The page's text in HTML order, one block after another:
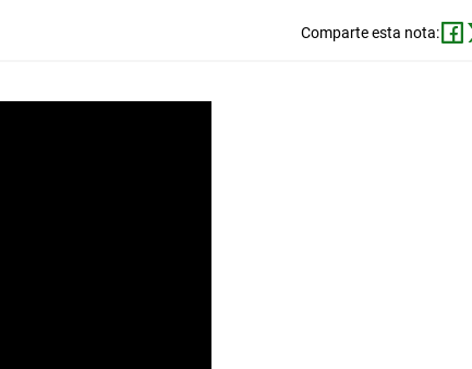
Comparte esta nota: